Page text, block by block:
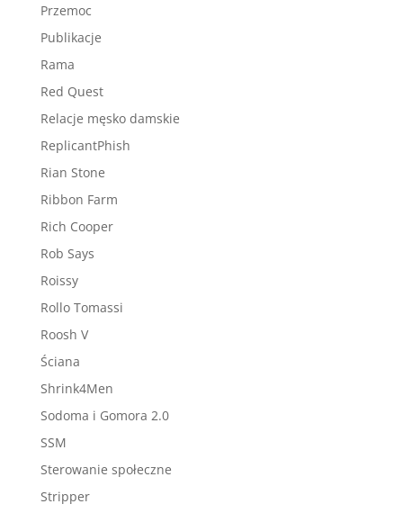
Przemoc
Publikacje
Rama
Red Quest
Relacje męsko damskie
ReplicantPhish
Rian Stone
Ribbon Farm
Rich Cooper
Rob Says
Roissy
Rollo Tomassi
Roosh V
Ściana
Shrink4Men
Sodoma i Gomora 2.0
SSM
Sterowanie społeczne
Stripper